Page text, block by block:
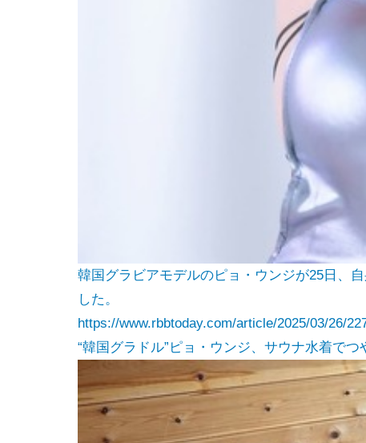
韓国グラビアモデルのピョ・ウンジが25日、
した。
https://www.rbbtoday.com/article/2025/03/26/
“韓国グラドル”ピョ・ウンジ、サウナ水着で